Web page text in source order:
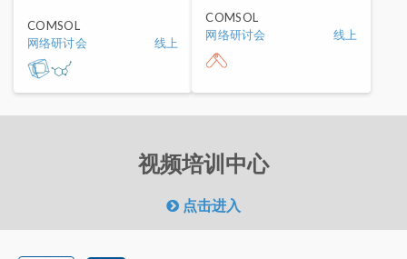
COMSOL
网络研讨会
线上
COMSOL
网络研讨会
线上
视频培训中心
点击进入